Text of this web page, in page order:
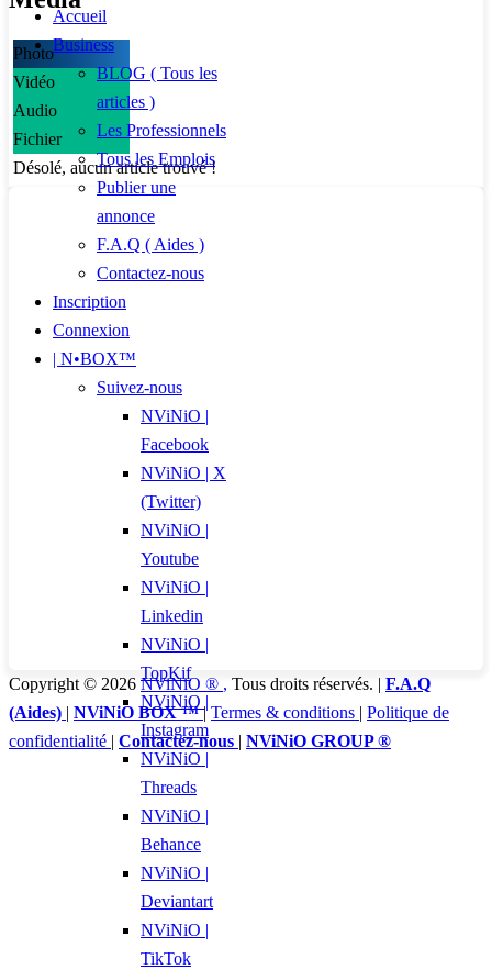
Photo
Vidéo
Audio
Fichier
Désolé, aucun article trouvé !
Copyright © 2026 NViNiO ® , Tous droits réservés. | F.A.Q
(Aides) | NViNiO BOX ™|Termes & conditions | Politique de
confidentialité | Contactez-nous | NViNiO GROUP ®
Accueil
Business
BLOG ( Tous les
articles )
Les Professionnels
Tous les Emplois
Publier une
annonce
F.A.Q ( Aides )
Contactez-nous
Inscription
Connexion
| N•BOX™
Suivez-nous
NViNiO |
Facebook
NViNiO | X
(Twitter)
NViNiO |
Youtube
NViNiO |
Linkedin
NViNiO |
TopKif
NViNiO |
Instagram
NViNiO |
Threads
NViNiO |
Behance
NViNiO |
Deviantart
NViNiO |
TikTok